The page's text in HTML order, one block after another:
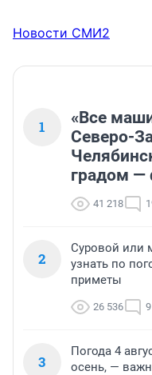
Новости СМИ2
1
«Все
Северо-
градом —
41 218
2
Суровой или
узнать по
приметы
26 536 9
3
Погода 4
осень, —